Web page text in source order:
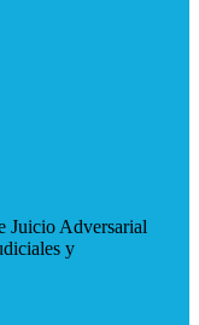
Juicio Adversarial
y